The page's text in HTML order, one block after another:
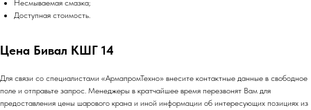
Несмываемая смазка;
Доступная стоимость.
Цена Бивал КШГ 14
Для связи со специалистами «АрмапромТехно» внесите контактные данные в свободное
поле и отправьте запрос. Менеджеры в кратчайшее время перезвонят Вам для
предоставления цены шарового крана и иной информации об интересующих позициях из